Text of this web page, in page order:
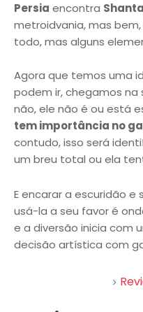
Persia encontra
metroidvania, mas
todo, mas alguns
Agora que temos uma
podem ir, chegamos
não, ele não é ou está
tem importância no
contudo, isso será
um breu total ou ela
E encarar a escuridão
usá-la a seu favor é
e a diversão inicia com
decisão artística com